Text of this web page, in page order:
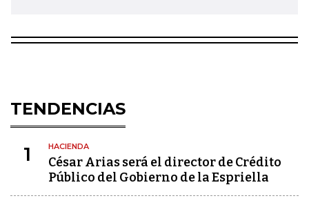
TENDENCIAS
1 HACIENDA
César Arias será el director de Crédito
Público del Gobierno de la Espriella